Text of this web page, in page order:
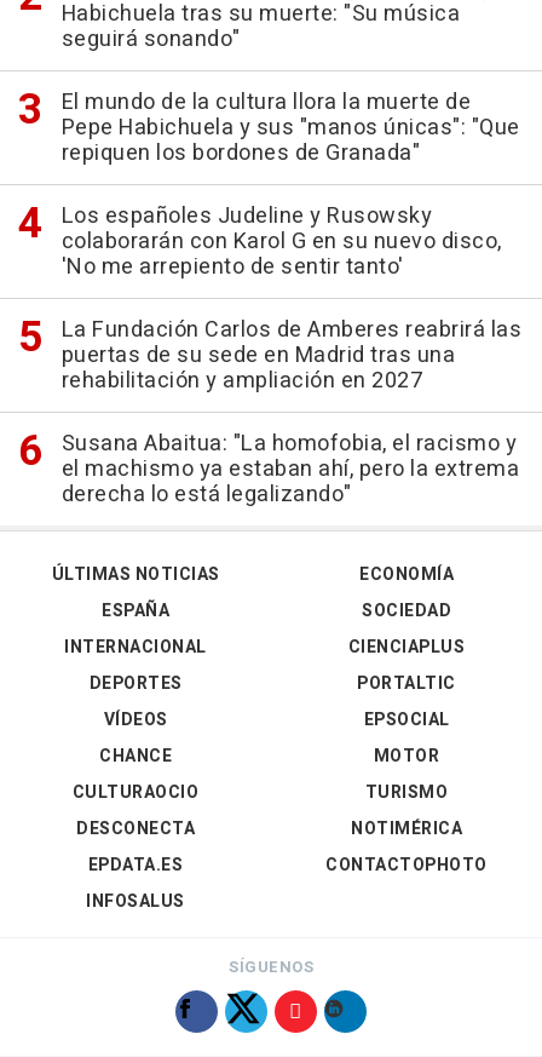
Habichuela tras su muerte: "Su música
seguirá sonando"
El mundo de la cultura llora la muerte de
Pepe Habichuela y sus "manos únicas": "Que
repiquen los bordones de Granada"
Los españoles Judeline y Rusowsky
colaborarán con Karol G en su nuevo disco,
'No me arrepiento de sentir tanto'
La Fundación Carlos de Amberes reabrirá las
puertas de su sede en Madrid tras una
rehabilitación y ampliación en 2027
Susana Abaitua: "La homofobia, el racismo y
el machismo ya estaban ahí, pero la extrema
derecha lo está legalizando"
ÚLTIMAS NOTICIAS
ESPAÑA
INTERNACIONAL
DEPORTES
VÍDEOS
ECONOMÍA
SOCIEDAD
CIENCIAPLUS
PORTALTIC
EPSOCIAL
CHANCE
CULTURAOCIO
DESCONECTA
EPDATA.ES
INFOSALUS
MOTOR
TURISMO
NOTIMÉRICA
CONTACTOPHOTO
SÍGUENOS